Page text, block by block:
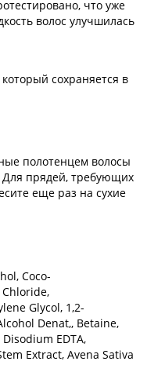
что уже
волос улучшилась
сохраняется в
полотенцем волосы
Для прядей, требующих
еще раз на сухие
Coco-
Glycol, 1,2-
Denat,, Betaine,
EDTA,
Extract, Avena Sativa